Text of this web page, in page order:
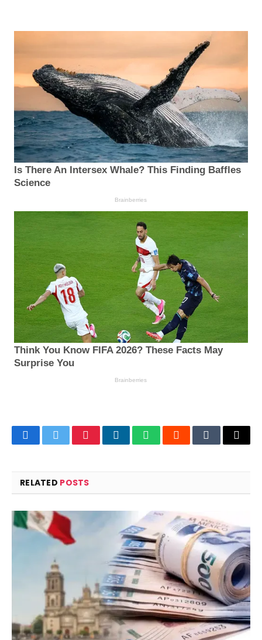
FacebookTwitterPinterestLinkedInWhatsAppRedditTumblrEmail
RELATED POSTS